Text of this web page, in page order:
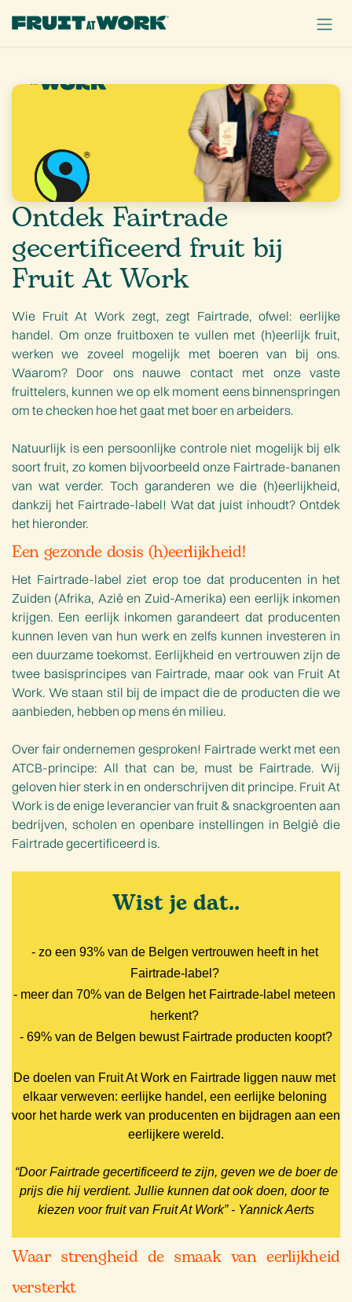
Ontdek Fairtrade
gecertificeerd fruit bij
Fruit At Work
Wie Fruit At Work zegt, zegt Fairtrade, ofwel: eerlijke
handel. Om onze fruitboxen te vullen met (h)eerlijk fruit,
werken we zoveel mogelijk met boeren van bij ons.
Waarom? Door ons nauwe contact met onze vaste
fruittelers, kunnen we op elk moment eens binnenspringen
om te checken hoe het gaat met boer en arbeiders.
Natuurlijk is een persoonlijke controle niet mogelijk bij elk
soort fruit, zo komen bijvoorbeeld onze Fairtrade-bananen
van wat verder. Toch garanderen we die (h)eerlijkheid,
dankzij het Fairtrade-label! Wat dat juist inhoudt? Ontdek
het hieronder.
Een gezonde dosis (h)eerlijkheid!
Het Fairtrade-label ziet erop toe dat producenten in het
Zuiden (Afrika, Azië en Zuid-Amerika) een eerlijk inkomen
krijgen. Een eerlijk inkomen garandeert dat producenten
kunnen leven van hun werk en zelfs kunnen investeren in
een duurzame toekomst. Eerlijkheid en vertrouwen zijn de
twee basisprincipes van Fairtrade, maar ook van Fruit At
Work. We staan stil bij de impact die de producten die we
aanbieden, hebben op mens én milieu.
Over fair ondernemen gesproken! Fairtrade werkt met een
ATCB-principe: All that can be, must be Fairtrade. Wij
geloven hier sterk in en onderschrijven dit principe. Fruit At
Work is de enige leverancier van fruit & snackgroenten aan
bedrijven, scholen en openbare instellingen in België die
Fairtrade gecertificeerd is.
Wist je dat..
- zo een 93% van de Belgen vertrouwen heeft in het
Fairtrade-label?
- meer dan 70% van de Belgen het Fairtrade-label meteen
herkent?
- 69% van de Belgen bewust Fairtrade producten koopt?
De doelen van Fruit At Work en Fairtrade liggen nauw met
elkaar verweven: eerlijke handel, een eerlijke beloning
voor het harde werk van producenten en bijdragen aan een
eerlijkere wereld.
“Door Fairtrade gecertificeerd te zijn, geven we de boer de
prijs die hij verdient. Jullie kunnen dat ook doen, door te
kiezen voor fruit van Fruit At Work” - Yannick Aerts
Waar strengheid de smaak van eerlijkheid
versterkt